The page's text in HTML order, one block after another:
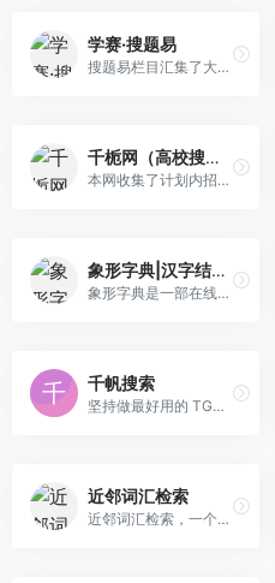
学赛·搜题易
搜题易栏目汇集了大学本科、大学专科、远程教育等各种学历类考试的试题及答案，是专业的学历类试题答案库，高效的解决您的做题、做作业、考试没答案的难题
千栀网（高校搜索）
本网收集了计划内招生的千所高校招生计划，招生简章，历年录取分数线，招生专业介绍等志愿填报相关信息，更有学长学姐的及过来人对学校的真实评价，助你填个好志愿，上个好学校，录个好专业！
象形字典|汉字结构查询网
象形字典是一部在线版的汉字学习辞典，内容并非仅针对象形字，而是广博地搜罗各类汉字，提供字头信息、字形演变、造字解说等等，还有引申用法及分类词汇，让你耳目一新、豁然开朗的在线汉语字典：象形依据，理性解说;古老汉字，深度激活。
千帆搜索
坚持做最好用的 TG（Telegram）资源搜索引擎，服务你我他，深藏功与名！
近邻词汇检索
近邻词汇检索，一个能够查找近似短语和相关术语的工具。支持检索成语、诗歌流行语。多种姿势夸人、写文助手、文案灵感。